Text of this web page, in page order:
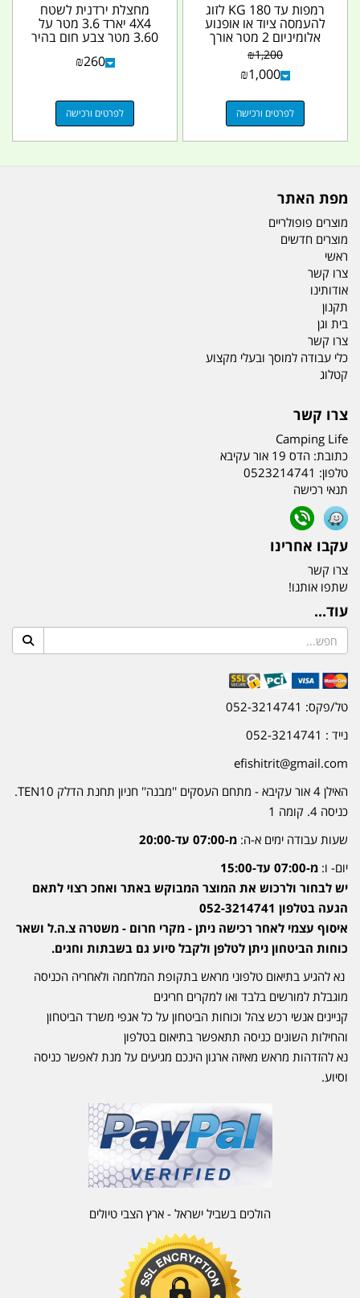
רמפות עד 180 KG לזוג
להעמסה ציוד או אופנוע
אלומיניום 2 מטר אורך
קמפינג לייף
₪1,200
₪1,000
לפרטים ורכישה
מחצלת ירדנית לשטח
4X4 יארד 3.6 מטר על
3.60 מטר צבע חום בהיר
₪260
לפרטים ורכישה
מפת האתר
מוצרים פופולריים
מוצרים חדשים
ראשי
צרו קשר
אודותינו
תקנון
בית וגן
צרו קשר
כלי עבודה למוסך ובעלי מקצוע
קטלוג
צרו קשר
Camping Life
כתובת: הדס 19 אור עקיבא
טלפון: 0523214741
תנאי רכישה
עקבו אחרינו
צרו קשר
שתפו אותנו!
עוד...
טל/פקס: 052-3214741
נייד : 052-3214741
efishitrit@gmail.com
האילן 4 אור עקיבא - מתחם העסקים ''מבנה'' חניון תחנת הדלק TEN10.
כניסה 4. קומה 1
שעות עבודה ימים א-ה: מ-07:00 עד-20:00
יום- ו: מ-07:00 עד-15:00
יש לבחור ולרכוש את המוצר המבוקש באתר ואחכ רצוי לתאם
הגעה בטלפון 052-3214741
איסוף עצמי לאחר רכישה ניתן - מקרי חרום - משטרה צ.ה.ל ושאר
כוחות הביטחון ניתן לטלפן ולקבל סיוע גם בשבתות וחגים.
נא להגיע בתיאום טלפוני מראש בתקופת המלחמה ולאחריה הכניסה
מוגבלת למורשים בלבד ואו למקרים חריגים
קניינים אנשי רכש צהל וכוחות הביטחון על כל אגפי משרד הביטחון
והחילות השונים כניסה תתאפשר בתיאום בטלפון
נא להזדהות מראש מאיזה ארגון הינכם מגיעים על מנת לאפשר כניסה
וסיוע.
הולכים בשביל ישראל - ארץ הצבי טיולים